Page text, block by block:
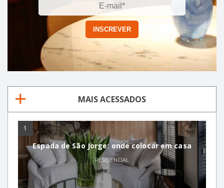
MAIS ACESSADOS
1
Espada de São Jorge: onde colocar em casa
RESIDENCIAL